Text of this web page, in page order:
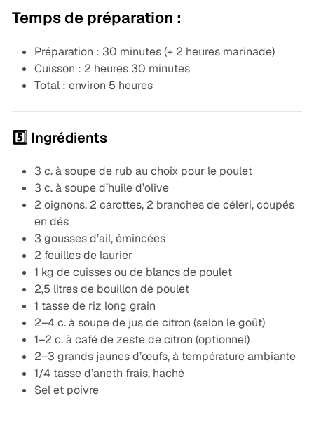
Temps de préparation :
Préparation : 30 minutes (+ 2 heures marinade)
Cuisson : 2 heures 30 minutes
Total : environ 5 heures
5️⃣ Ingrédients
3 c. à soupe de rub au choix pour le poulet
3 c. à soupe d’huile d’olive
2 oignons, 2 carottes, 2 branches de céleri, coupés
en dés
3 gousses d’ail, émincées
2 feuilles de laurier
1 kg de cuisses ou de blancs de poulet
2,5 litres de bouillon de poulet
1 tasse de riz long grain
2–4 c. à soupe de jus de citron (selon le goût)
1–2 c. à café de zeste de citron (optionnel)
2–3 grands jaunes d’œufs, à température ambiante
1/4 tasse d’aneth frais, haché
Sel et poivre